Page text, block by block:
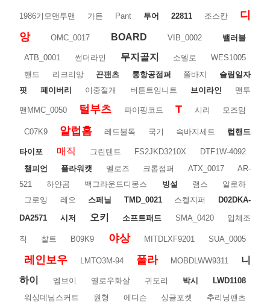
1986기모맨투맨 가든 Pant 투어 22811 조스칸
디
앙
OMC_0017 BOARD VIB_0002 밸러블
ATB_0001 썬더라인 무지골지 소델로
WES1005
핸드
리크리앙 끈팬츠 롱항공점퍼 쫄바지
슬림일자
핏
페이버리 이중절개 버튼트임니트 브이라인 맨투
맨MMC_0050 털부츠 파이핑코드 T 시리 모즈밈
C07K9 알럽홈 레드불독 국기 속바지세트 럽핸드
타이포 매직 그린텐트 FS2JKD3210X
DTF1W-4092
챔피언
플라워캣 멜로즈 크롭점퍼 ATX_0017
AR-
521
하얀곰 백그라운드디몽스 빙설 램스
알로하
그로잉
레오 스페닐 TMD_0021 스켈지퍼
D02DKA-
DA2571
시저 오키 소프트패드 SMA_0420 입체조
직 찰트 B09K9 야상 MITDLXF9201 SUA_0005
레인보우 LMTO3M-94 폴라 MOBDLWW9311
니
하이
엠브이 옐로우화살 귀도리 박시
LWD1108
워싱데님스커트
원형 에디슨 싱글포켓 추리닝팬츠